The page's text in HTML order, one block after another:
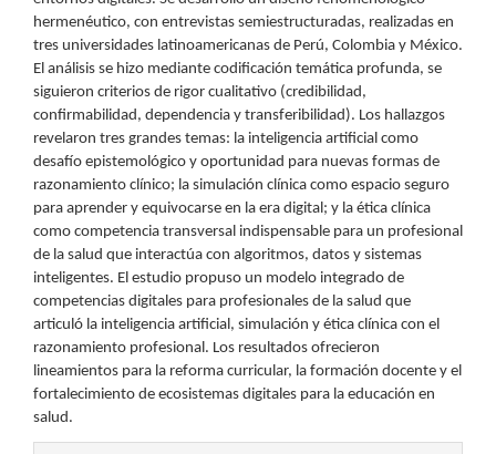
hermenéutico, con entrevistas semiestructuradas, realizadas en
tres universidades latinoamericanas de Perú, Colombia y México.
El análisis se hizo mediante codificación temática profunda, se
siguieron criterios de rigor cualitativo (credibilidad,
confirmabilidad, dependencia y transferibilidad). Los hallazgos
revelaron tres grandes temas: la inteligencia artificial como
desafío epistemológico y oportunidad para nuevas formas de
razonamiento clínico; la simulación clínica como espacio seguro
para aprender y equivocarse en la era digital; y la ética clínica
como competencia transversal indispensable para un profesional
de la salud que interactúa con algoritmos, datos y sistemas
inteligentes. El estudio propuso un modelo integrado de
competencias digitales para profesionales de la salud que
articuló la inteligencia artificial, simulación y ética clínica con el
razonamiento profesional. Los resultados ofrecieron
lineamientos para la reforma curricular, la formación docente y el
fortalecimiento de ecosistemas digitales para la educación en
salud.